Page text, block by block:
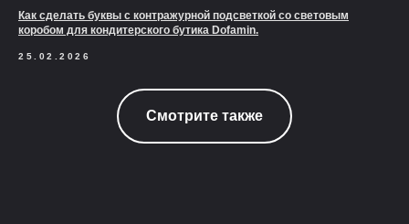
Как сделать буквы с контражурной подсветкой со световым
коробом для кондитерского бутика Dofamin.
25.02.2026
Смотрите также